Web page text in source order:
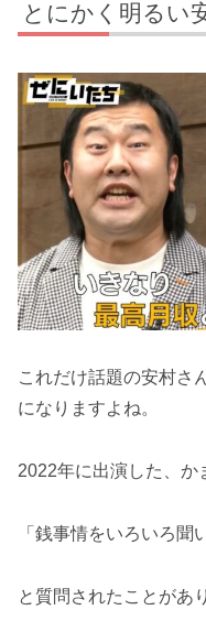
とにかく明るい
これだけ話題の安村さ
になりますよね。
2022年に出演した、か
「銭事情をいろいろ聞
と質問されたことがあ